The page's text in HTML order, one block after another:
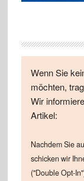
Wenn Sie
möchten,
Wir
Artikel:
Nachdem Sie
schicken wir
("Double Opt-